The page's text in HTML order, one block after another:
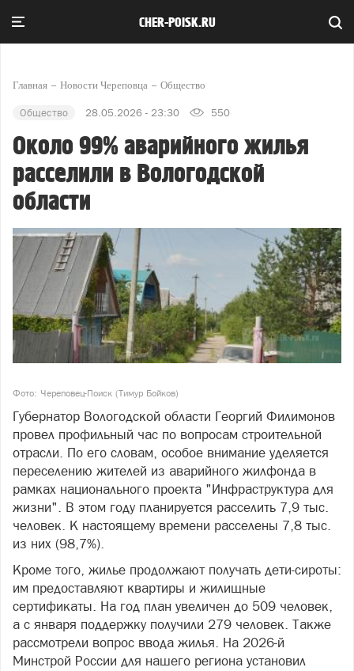
CHER-POISK.RU
Главная Новости Череповца Общество
Общество 28.05.2026 - 23:30 550
Около 99% аварийного жилья
расселили в Вологодской
области
Фото: Череповец-Поиск (Тимур Бойков)
Губернатор Вологодской области Георгий Филимонов
провел профильный час по вопросам строительной
отрасли. По его словам, особое внимание уделяется
переселению жителей из аварийного жилфонда в
рамках национального проекта "Инфраструктура для
жизни". В этом году планируется расселить 7,9 тыс.
человек. К настоящему времени расселены 7,8 тыс.
из них (98,7%).
Кроме того, жилье продолжают получать дети-сироты:
им предоставляют квартиры и жилищные
сертификаты. На год план увеличен до 509 человек,
а с января поддержку получили 279 человек. Также
рассмотрели вопрос ввода жилья. На 2026-й
Минстрой России для нашего региона установил